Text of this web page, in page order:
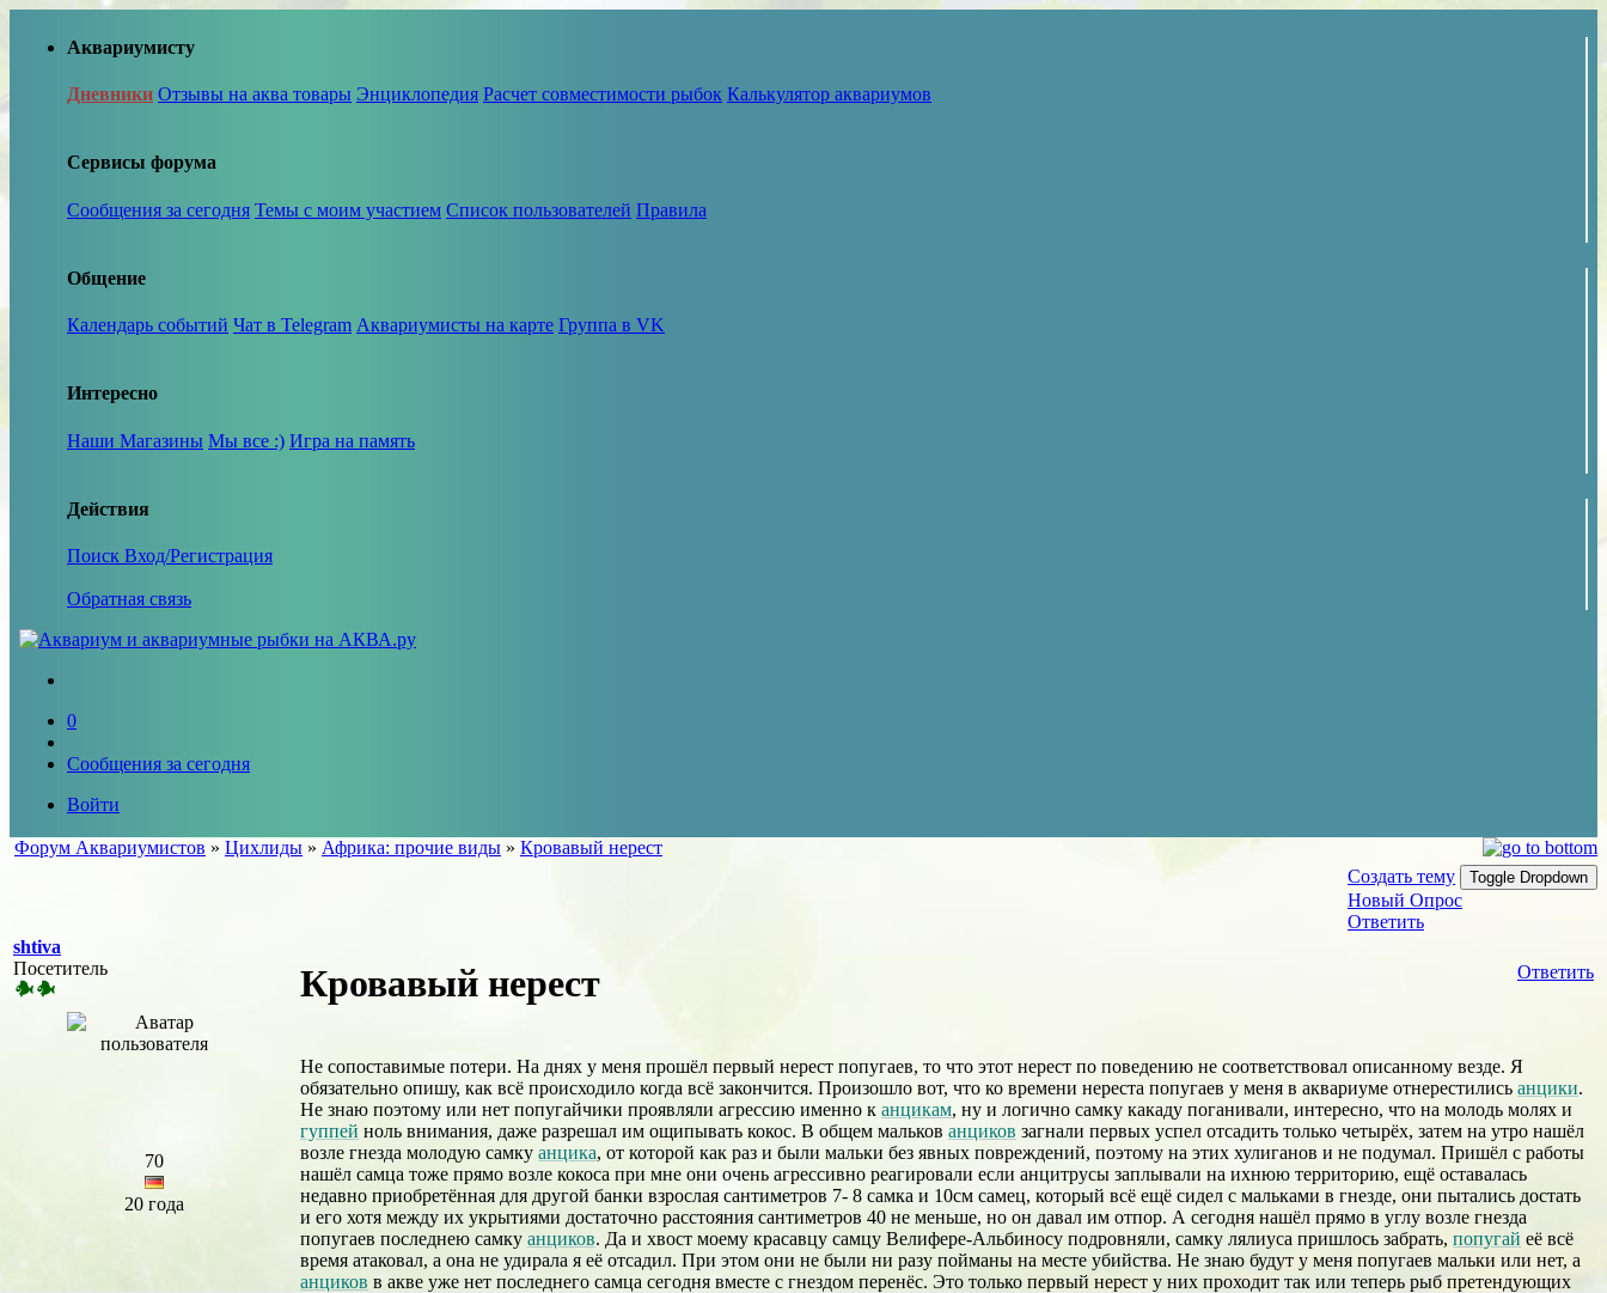
Аквариумисту
Дневники Отзывы на аква товары Энциклопедия Расчет совместимости рыбок Калькулятор аквариумов
Сервисы форума
Сообщения за сегодня Темы с моим участием Список пользователей Правила
Общение
Календарь событий Чат в Telegram Аквариумисты на карте Группа в VK
Интересно
Наши Магазины Мы все :) Игра на память
Действия
Поиск Вход/Регистрация
Обратная связь
0
Сообщения за сегодня
Войти
Форум Аквариумистов » Цихлиды » Африка: прочие виды » Кровавый нерест
Создать тему
Toggle Dropdown
Новый Опрос
Ответить
shtiva
Посетитель
70
20 года
Ответить
Кровавый нерест
Не сопоставимые потери. На днях у меня прошёл первый нерест попугаев, то что этот нерест по поведению не соответствовал описанному везде. Я
обязательно опишу, как всё происходило когда всё закончится. Произошло вот, что ко времени нереста попугаев у меня в аквариуме отнерестились анцики.
Не знаю поэтому или нет попугайчики проявляли агрессию именно к анцикам, ну и логично самку какаду поганивали, интересно, что на молодь молях и
гуппей ноль внимания, даже разрешал им ощипывать кокос. В общем мальков анциков загнали первых успел отсадить только четырёх, затем на утро нашёл
возле гнезда молодую самку анцика, от которой как раз и были мальки без явных повреждений, поэтому на этих хулиганов и не подумал. Пришёл с работы
нашёл самца тоже прямо возле кокоса при мне они очень агрессивно реагировали если анцитрусы заплывали на ихнюю территорию, ещё оставалась
недавно приобретённая для другой банки взрослая сантиметров 7- 8 самка и 10см самец, который всё ещё сидел с мальками в гнезде, они пытались достать
и его хотя между их укрытиями достаточно расстояния сантиметров 40 не меньше, но он давал им отпор. А сегодня нашёл прямо в углу возле гнезда
попугаев последнею самку анциков. Да и хвост моему красавцу самцу Велифере-Альбиносу подровняли, самку лялиуса пришлось забрать, попугай её всё
время атаковал, а она не удирала я её отсадил. При этом они не были ни разу пойманы на месте убийства. Не знаю будут у меня попугаев мальки или нет, а
анциков в акве уже нет последнего самца сегодня вместе с гнездом перенёс. Это только первый нерест у них проходит так или теперь рыб претендующих